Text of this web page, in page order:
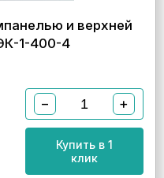
и верхней
1-400-4
− +
Купить в 1
клик